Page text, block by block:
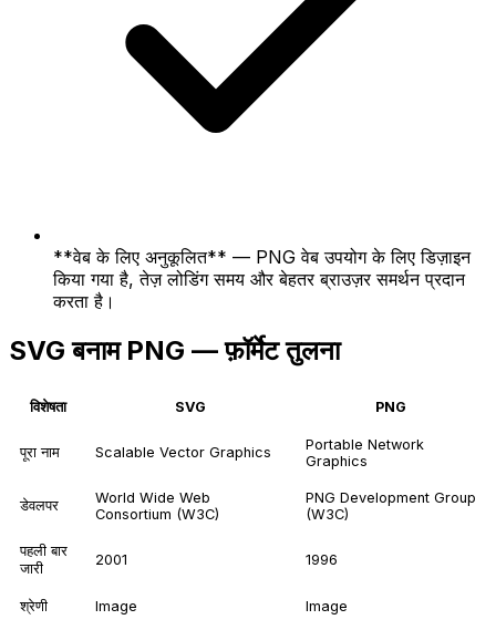
**वेब के लिए अनुकूलित** — PNG वेब उपयोग के लिए डिज़ाइन
किया गया है, तेज़ लोडिंग समय और बेहतर ब्राउज़र समर्थन प्रदान
करता है।
SVG बनाम PNG — फ़ॉर्मेट तुलना
विशेषता SVG PNG
पूरा नाम Scalable Vector Graphics
Portable Network
Graphics
डेवलपर
World Wide Web
Consortium (W3C)
PNG Development Group
(W3C)
पहली बार
जारी
2001 1996
श्रेणी Image Image